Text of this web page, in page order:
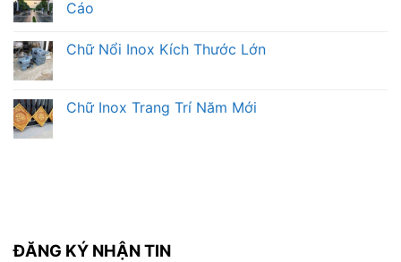
Cáo
Chữ Nổi Inox Kích Thước Lớn
Chữ Inox Trang Trí Năm Mới
ĐĂNG KÝ NHẬN TIN